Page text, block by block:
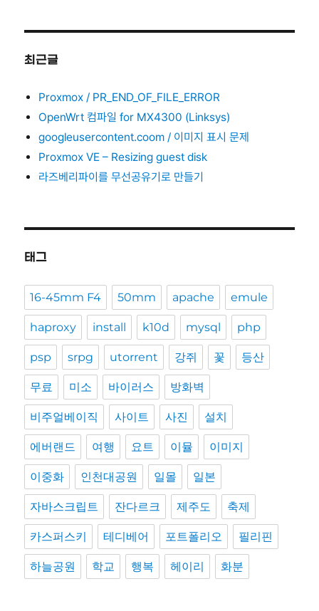
최근글
Proxmox / PR_END_OF_FILE_ERROR
OpenWrt 컴파일 for MX4300 (Linksys)
googleusercontent.coom / 이미지 표시 문제
Proxmox VE – Resizing guest disk
라즈베리파이를 무선공유기로 만들기
태그
16-45mm F4 50mm apache emule
haproxy install k10d mysql php
psp srpg utorrent 강쥐 꽃 등산
무료 미소 바이러스 방화벽
비주얼베이직 사이트 사진 설치
에버랜드 여행 요트 이뮬 이미지
이중화 인천대공원 일몰 일본
자바스크립트 잔다르크 제주도 축제
카스퍼스키 테디베어 포트폴리오 필리핀
하늘공원 학교 행복 헤이리 화분